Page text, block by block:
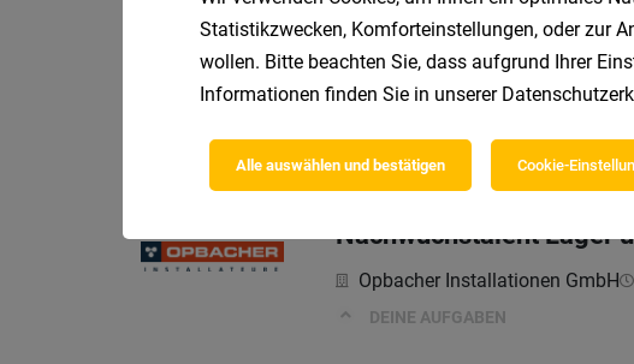
Lehrlings- und
ÖSB Gruppe GmbH Teilzeit |
Nachwuchstalent Lager
Opbacher Installationen GmbH
DEINE AUFGABEN
Statistikzwecken, Komforteinstellungen, oder zur
wollen. Bitte beachten Sie, dass aufgrund Ihrer
Informationen finden Sie in unserer
Alle auswählen und bestätigen Cookie-